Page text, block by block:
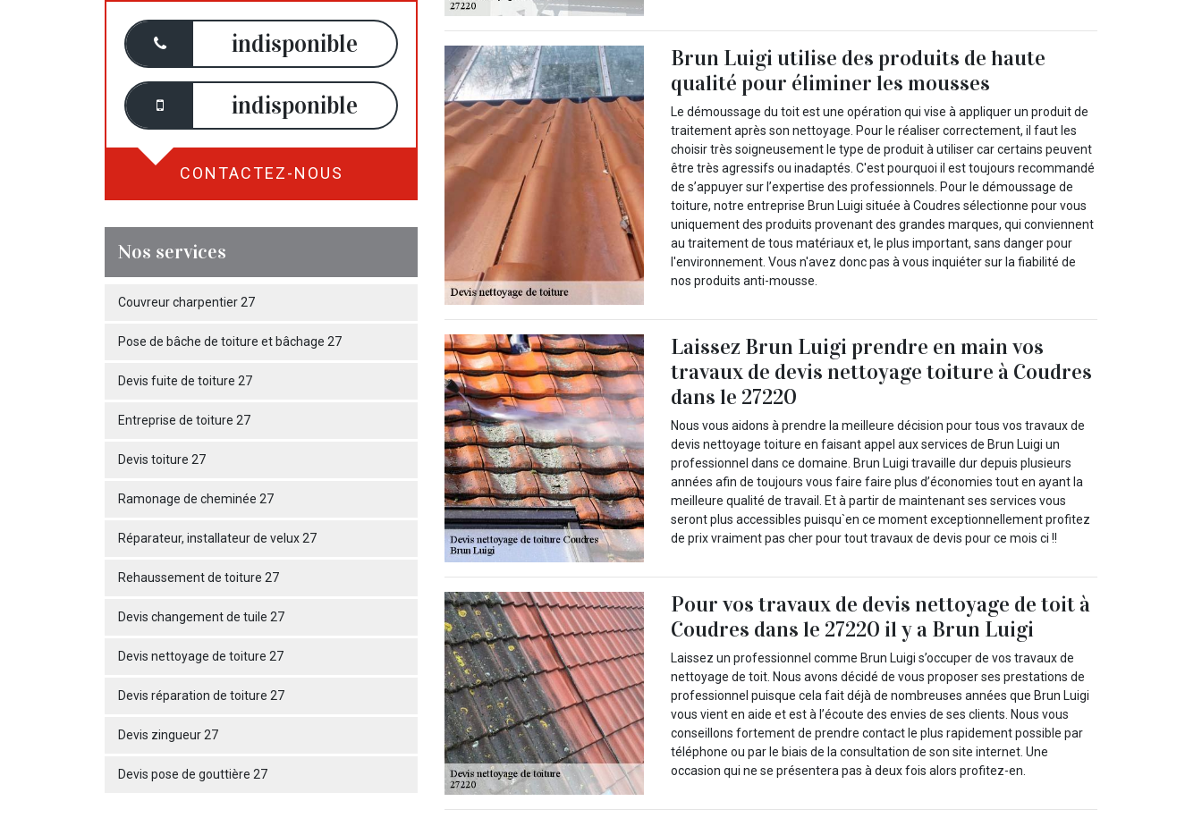
indisponible
indisponible
CONTACTEZ-NOUS
Nos services
Couvreur charpentier 27
Pose de bâche de toiture et bâchage 27
Devis fuite de toiture 27
Entreprise de toiture 27
Devis toiture 27
Ramonage de cheminée 27
Réparateur, installateur de velux 27
Rehaussement de toiture 27
Devis changement de tuile 27
Devis nettoyage de toiture 27
Devis réparation de toiture 27
Devis zingueur 27
Devis pose de gouttière 27
Brun Luigi utilise des produits de haute
qualité pour éliminer les mousses
Le démoussage du toit est une opération qui vise à appliquer un produit de
traitement après son nettoyage. Pour le réaliser correctement, il faut les
choisir très soigneusement le type de produit à utiliser car certains peuvent
être très agressifs ou inadaptés. C'est pourquoi il est toujours recommandé
de s’appuyer sur l’expertise des professionnels. Pour le démoussage de
toiture, notre entreprise Brun Luigi située à Coudres sélectionne pour vous
uniquement des produits provenant des grandes marques, qui conviennent
au traitement de tous matériaux et, le plus important, sans danger pour
l'environnement. Vous n'avez donc pas à vous inquiéter sur la fiabilité de
nos produits anti-mousse.
Laissez Brun Luigi prendre en main vos
travaux de devis nettoyage toiture à Coudres
dans le 27220
Nous vous aidons à prendre la meilleure décision pour tous vos travaux de
devis nettoyage toiture en faisant appel aux services de Brun Luigi un
professionnel dans ce domaine. Brun Luigi travaille dur depuis plusieurs
années afin de toujours vous faire faire plus d’économies tout en ayant la
meilleure qualité de travail. Et à partir de maintenant ses services vous
seront plus accessibles puisqu`en ce moment exceptionnellement profitez
de prix vraiment pas cher pour tout travaux de devis pour ce mois ci !!
Pour vos travaux de devis nettoyage de toit à
Coudres dans le 27220 il y a Brun Luigi
Laissez un professionnel comme Brun Luigi s’occuper de vos travaux de
nettoyage de toit. Nous avons décidé de vous proposer ses prestations de
professionnel puisque cela fait déjà de nombreuses années que Brun Luigi
vous vient en aide et est à l’écoute des envies de ses clients. Nous vous
conseillons fortement de prendre contact le plus rapidement possible par
téléphone ou par le biais de la consultation de son site internet. Une
occasion qui ne se présentera pas à deux fois alors profitez-en.